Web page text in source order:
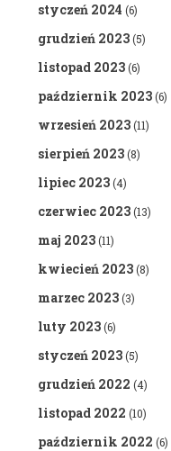
styczeń 2024 (6)
grudzień 2023(5)
listopad 2023(6)
październik 2023(6)
wrzesień 2023(11)
sierpień 2023(8)
lipiec 2023(4)
czerwiec 2023(13)
maj 2023(11)
kwiecień 2023(8)
marzec 2023(3)
luty 2023(6)
styczeń 2023(5)
grudzień 2022 (4)
listopad 2022 (10)
październik 2022 (6)